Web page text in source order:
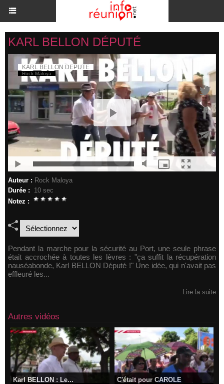
KARL BELLON DÉPUTÉ
Auteur : Rock Maloya
Durée :
10 sec
Notez :
Pendant la marche pour la sécurité au Port, une seule phrase
était accrochée à toutes les lèvres : "ça suffit la récupération
nauséabonde, Karl BELLON Député !" Une idée, qui n'avait pas
effleuré les...
Lire la suite
Autres vidéos
Karl BELLON : Le... C'était pour CAROLE